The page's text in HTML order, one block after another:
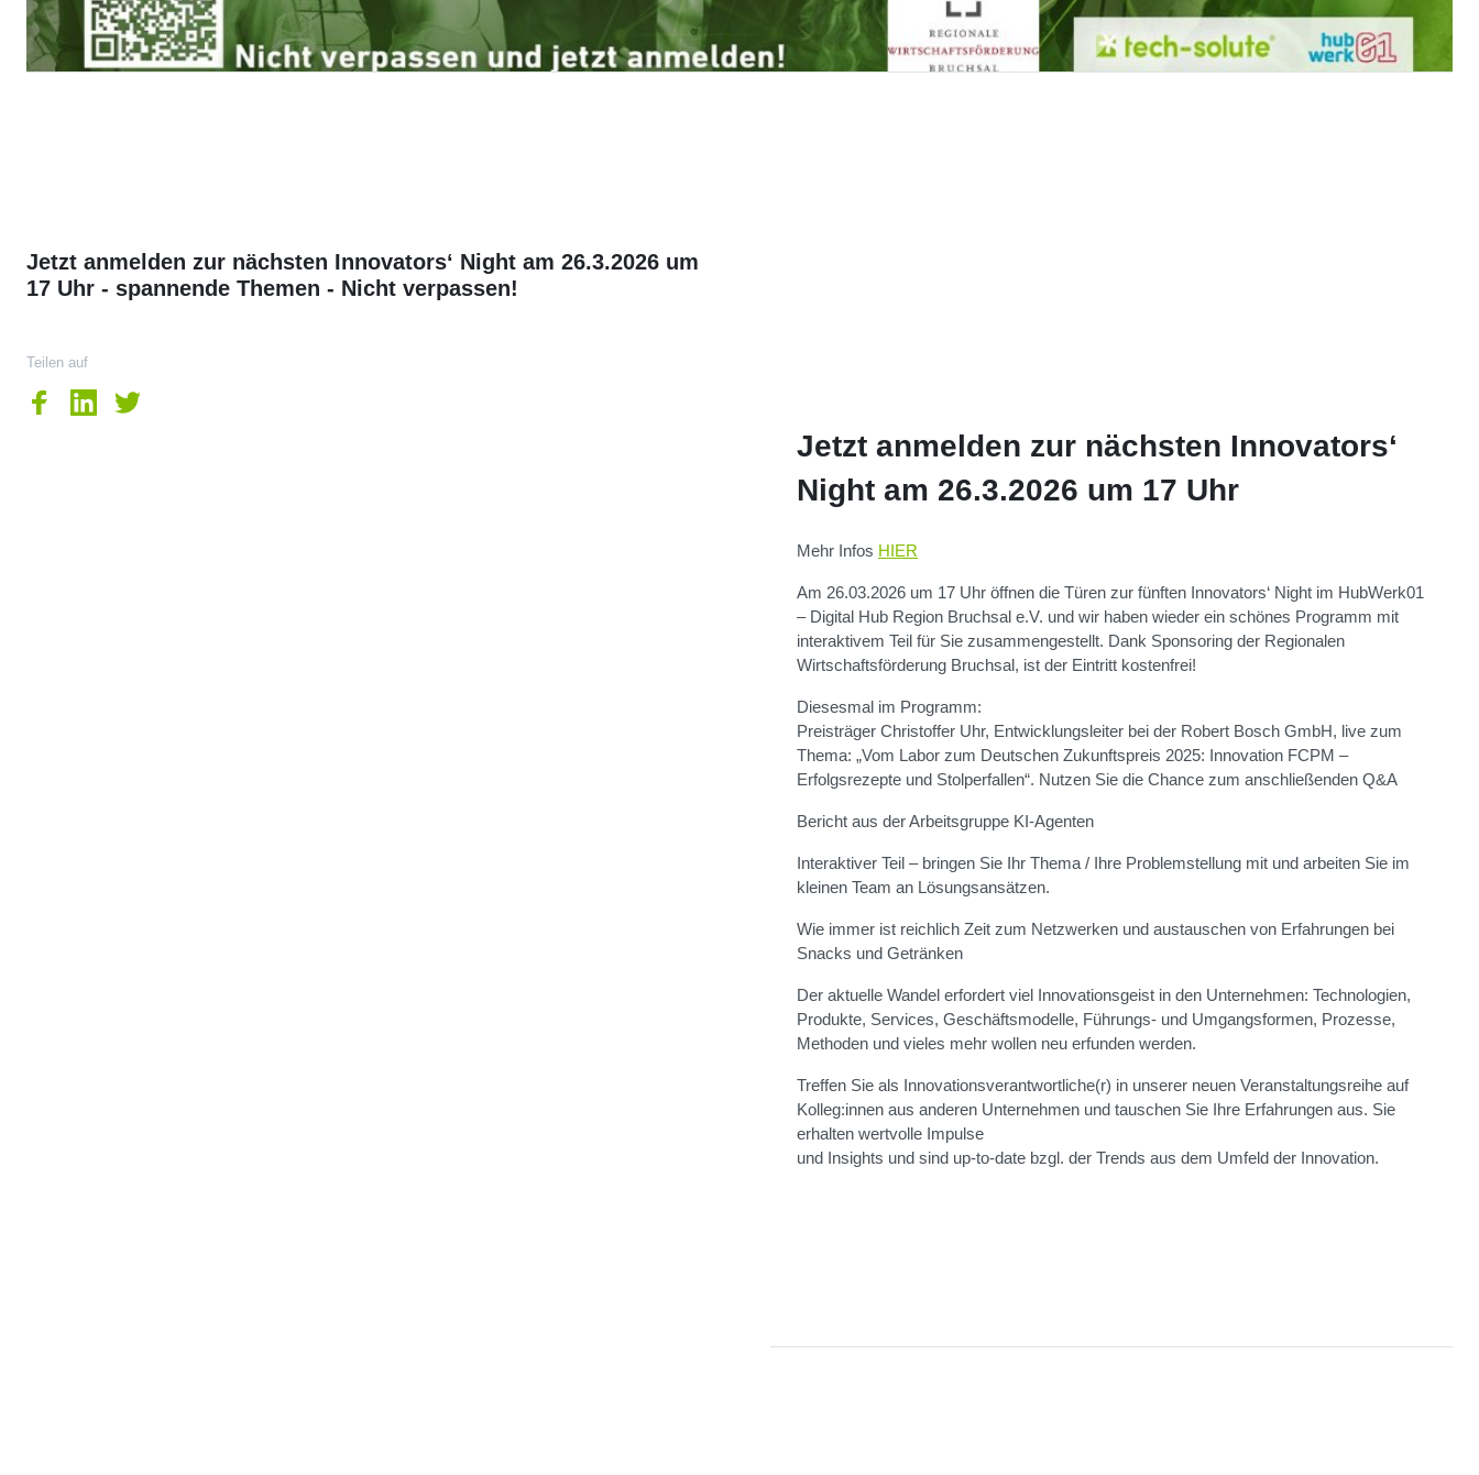
Jetzt anmelden zur nächsten Innovators‘ Night am 26.3.2026 um
17 Uhr - spannende Themen - Nicht verpassen!
Teilen auf
Jetzt anmelden zur nächsten Innovators‘
Night am 26.3.2026 um 17 Uhr
Mehr Infos HIER
Am 26.03.2026 um 17 Uhr öffnen die Türen zur fünften Innovators‘ Night im HubWerk01
– Digital Hub Region Bruchsal e.V. und wir haben wieder ein schönes Programm mit
interaktivem Teil für Sie zusammengestellt. Dank Sponsoring der Regionalen
Wirtschaftsförderung Bruchsal, ist der Eintritt kostenfrei!
Diesesmal im Programm:
Preisträger Christoffer Uhr, Entwicklungsleiter bei der Robert Bosch GmbH, live zum
Thema: „Vom Labor zum Deutschen Zukunftspreis 2025: Innovation FCPM –
Erfolgsrezepte und Stolperfallen“. Nutzen Sie die Chance zum anschließenden Q&A
Bericht aus der Arbeitsgruppe KI-Agenten
Interaktiver Teil – bringen Sie Ihr Thema / Ihre Problemstellung mit und arbeiten Sie im
kleinen Team an Lösungsansätzen.
Wie immer ist reichlich Zeit zum Netzwerken und austauschen von Erfahrungen bei
Snacks und Getränken
Der aktuelle Wandel erfordert viel Innovationsgeist in den Unternehmen: Technologien,
Produkte, Services, Geschäftsmodelle, Führungs- und Umgangsformen, Prozesse,
Methoden und vieles mehr wollen neu erfunden werden.
Treffen Sie als Innovationsverantwortliche(r) in unserer neuen Veranstaltungsreihe auf
Kolleg:innen aus anderen Unternehmen und tauschen Sie Ihre Erfahrungen aus. Sie
erhalten wertvolle Impulse
und Insights und sind up-to-date bzgl. der Trends aus dem Umfeld der Innovation.